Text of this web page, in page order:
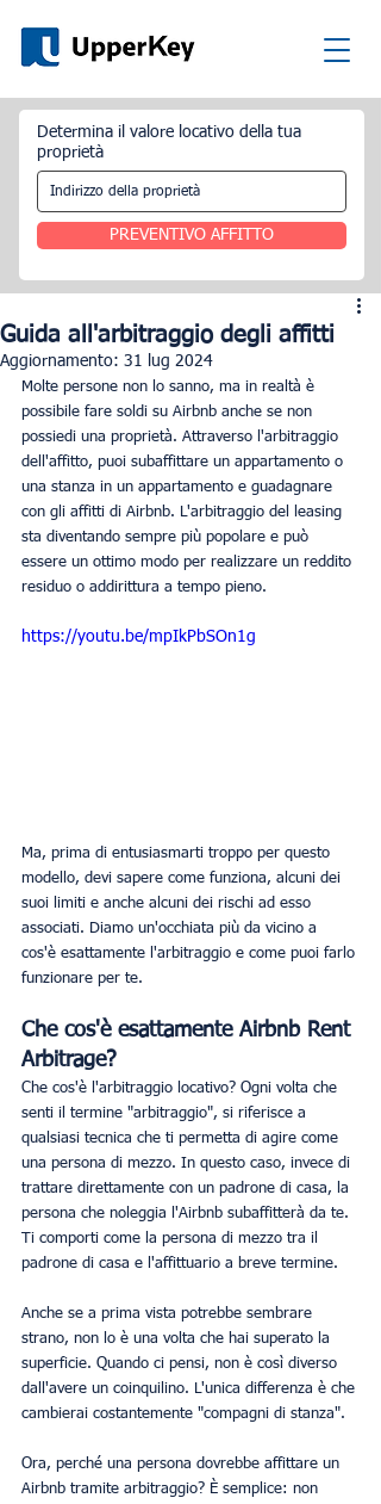
Determina il valore locativo della tua
proprietà
PREVENTIVO AFFITTO
Guida all'arbitraggio degli affitti
Aggiornamento: 31 lug 2024
Molte persone non lo sanno, ma in realtà è
possibile fare soldi su Airbnb anche se non
possiedi una proprietà. Attraverso l'arbitraggio
dell'affitto, puoi subaffittare un appartamento o
una stanza in un appartamento e guadagnare
con gli affitti di Airbnb. L'arbitraggio del leasing
sta diventando sempre più popolare e può
essere un ottimo modo per realizzare un reddito
residuo o addirittura a tempo pieno.
https://youtu.be/mpIkPbSOn1g
Ma, prima di entusiasmarti troppo per questo
modello, devi sapere come funziona, alcuni dei
suoi limiti e anche alcuni dei rischi ad esso
associati. Diamo un'occhiata più da vicino a
cos'è esattamente l'arbitraggio e come puoi farlo
funzionare per te.
Che cos'è esattamente Airbnb Rent
Arbitrage?
Che cos'è l'arbitraggio locativo? Ogni volta che
senti il ​​​​termine "arbitraggio", si riferisce a
qualsiasi tecnica che ti permetta di agire come
una persona di mezzo. In questo caso, invece di
trattare direttamente con un padrone di casa, la
persona che noleggia l'Airbnb subaffitterà da te.
Ti comporti come la persona di mezzo tra il
padrone di casa e l'affittuario a breve termine.
Anche se a prima vista potrebbe sembrare
strano, non lo è una volta che hai superato la
superficie. Quando ci pensi, non è così diverso
dall'avere un coinquilino. L'unica differenza è che
cambierai costantemente "compagni di stanza".
Ora, perché una persona dovrebbe affittare un
Airbnb tramite arbitraggio? È semplice: non